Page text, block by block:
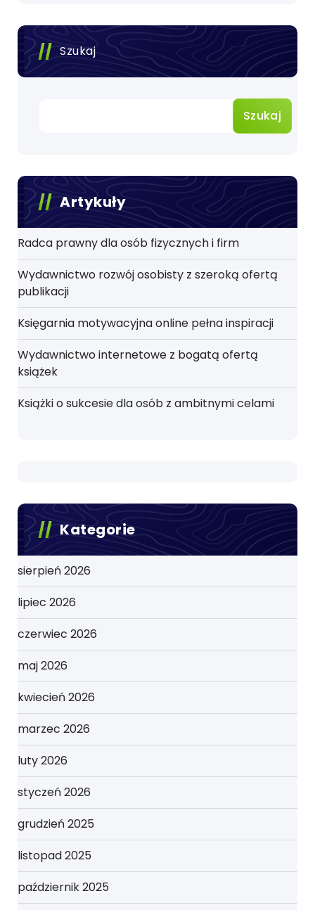
Szukaj
Szukaj
Artykuły
Radca prawny dla osób fizycznych i firm
Wydawnictwo rozwój osobisty z szeroką ofertą
publikacji
Księgarnia motywacyjna online pełna inspiracji
Wydawnictwo internetowe z bogatą ofertą
książek
Książki o sukcesie dla osób z ambitnymi celami
Kategorie
sierpień 2026
lipiec 2026
czerwiec 2026
maj 2026
kwiecień 2026
marzec 2026
luty 2026
styczeń 2026
grudzień 2025
listopad 2025
październik 2025